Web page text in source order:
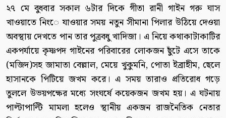
২৭ মে বুধবার সকাল ৬টার দিকে গীতা রানী গাইন গরু ঘাস
খাওয়াতে নিংে যাওয়ার সময় নতুন সীমানা পিলার উঠিয়ে দেওয়া
অবস্থায় দেখতে পান তার পুত্রবধু খাদিজা। এ নিয়ে কথাকাটাকাটির
একপর্যায়ে কৃষ্ণপদ গাইনের পরিবারের লোকজন ছুঁটে এসে তাকে
(মজিদ)সহ জামাতা বেল্লাল, মেয়ে খুকুমনি, পোতা ইব্রাহীম, ছেলে
হাসানকে পিটিয়ে জখম করে। এ সময় তারাও প্রতিরোধ গড়ে
তুললে উভয়পক্ষের মধ্যে সংঘর্ষে কয়েকজন জখম হয়। এ ঘটনায়
পাল্টাপাল্টি মামলা হলেও স্থানীয় একজন রাজনৈতিক নেতার